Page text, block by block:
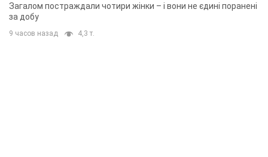
Загалом постраждали чотири жінки – і вони не єдині поранені
за добу
9 часов назад 4,3 т.